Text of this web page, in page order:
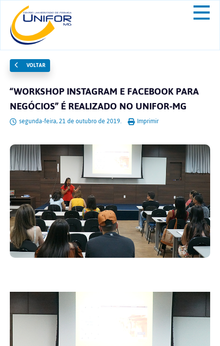
VOLTAR
“WORKSHOP INSTAGRAM E FACEBOOK PARA
NEGÓCIOS” É REALIZADO NO UNIFOR-MG
segunda-feira, 21 de outubro de 2019. Imprimir